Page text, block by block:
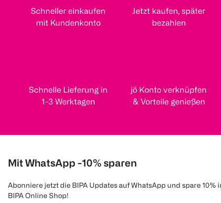
Schneller einkaufen
mit Kundenkonto
Jetzt kaufen, später
bezahlen
Schnelle Lieferung in
1-3 Werktagen
jö Konto verknüpfen
& Vorteile genießen
Mit WhatsApp -10% sparen
Abonniere jetzt die BIPA Updates auf WhatsApp und spare 10%
BIPA Online Shop!